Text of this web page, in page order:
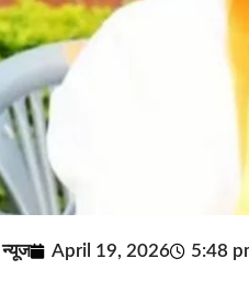
April 19, 2026 5:48